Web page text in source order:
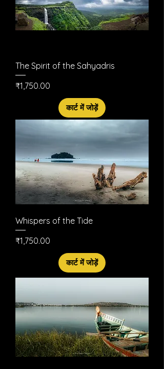
The Spirit of the Sahyadris
मूल्य
₹1,750.00
कार्ट में जोड़ें
Whispers of the Tide
मूल्य
₹1,750.00
कार्ट में जोड़ें